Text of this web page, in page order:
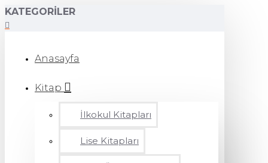
KATEGORILER
Anasayfa
Kitap
İlkokul Kitapları
Lise Kitapları